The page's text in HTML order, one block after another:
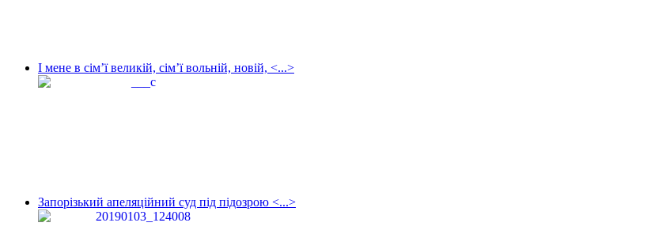
І мене в сім’ї великій, сім’ї вольній, новій, <...>
Запорізький апеляційний суд під підозрою <...>